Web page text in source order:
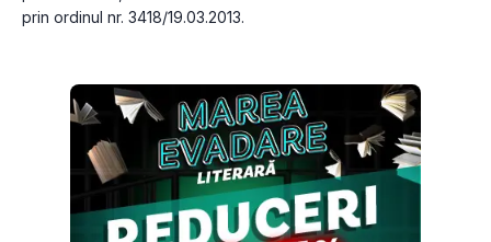
prin ordinul nr. 3418/19.03.2013.